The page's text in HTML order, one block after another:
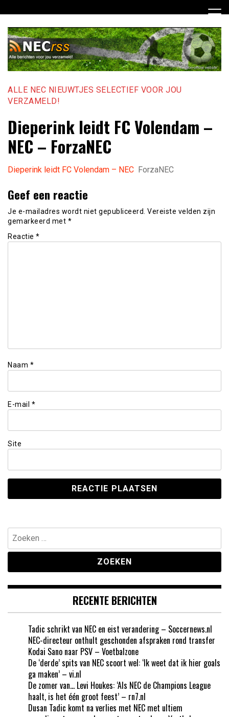
naar
inhoud
ALLE NEC NIEUWTJES SELECTIEF VOOR JOU
VERZAMELD!
Dieperink leidt FC Volendam –
NEC – ForzaNEC
Dieperink leidt FC Volendam – NEC ForzaNEC
Geef een reactie
Je e-mailadres wordt niet gepubliceerd. Vereiste velden zijn
gemarkeerd met *
Reactie *
Naam *
E-mail *
Site
Zoeken
naar:
RECENTE BERICHTEN
Tadic schrikt van NEC en eist verandering – Soccernews.nl
NEC-directeur onthult geschonden afspraken rond transfer
Kodai Sano naar PSV – Voetbalzone
De ‘derde’ spits van NEC scoort wel: ‘Ik weet dat ik hier goals
ga maken’ – vi.nl
De zomer van… Levi Houkes: ‘Als NEC de Champions League
haalt, is het één groot feest’ – rn7.nl
Dusan Tadic komt na verlies met NEC met ultiem